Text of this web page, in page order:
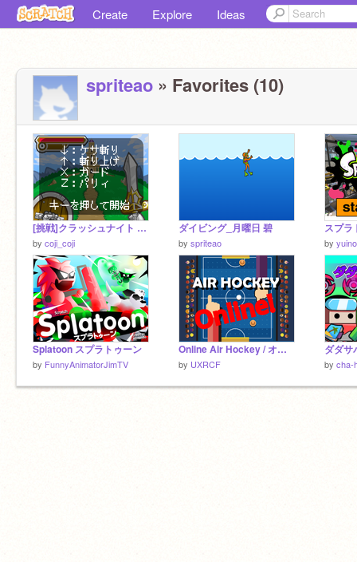
Create Explore Ideas
spriteao » Favorites (10)
[挑戦]クラッシュナイト remix
by coji_coji
ダイビング_月曜日 碧
by spriteao
スプラ
by
Splatoon スプラトゥーン
by FunnyAnimatorJimTV
Online Air Hockey / オンラインエアホッケー
by UXRCF
ダダサ
by cha-